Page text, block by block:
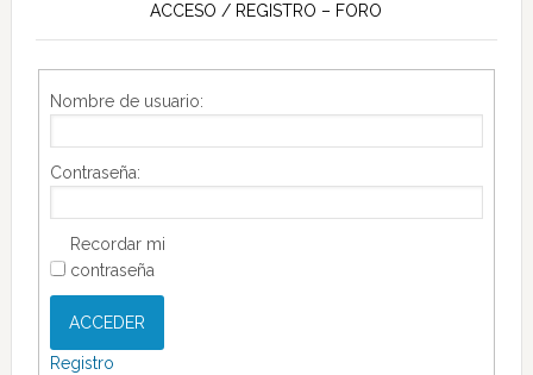
ACCESO / REGISTRO – FORO
Nombre de usuario:
Contraseña:
Recordar mi
contraseña
ACCEDER
Registro